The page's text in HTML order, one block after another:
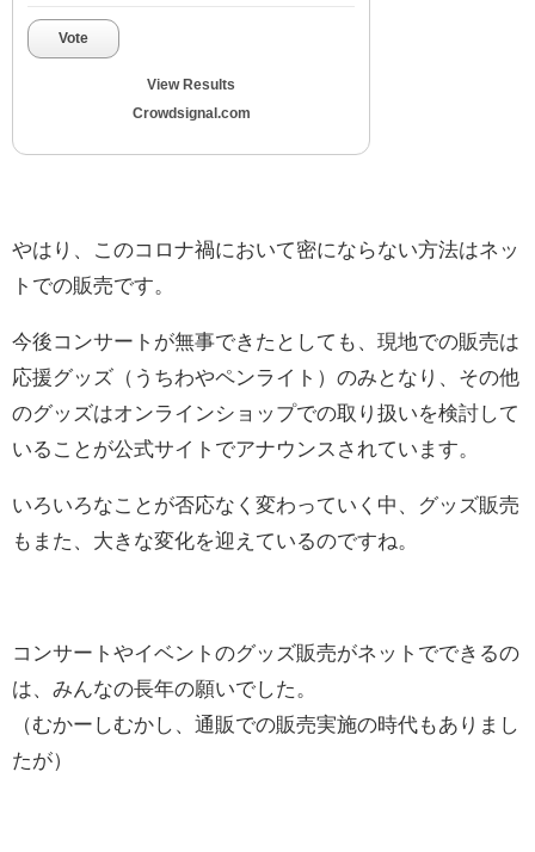
Vote
View Results
Crowdsignal.com
やはり、このコロナ禍において密にならない方法はネッ
トでの販売です。
今後コンサートが無事できたとしても、現地での販売は
応援グッズ（うちわやペンライト）のみとなり、その他
のグッズはオンラインショップでの取り扱いを検討して
いることが公式サイトでアナウンスされています。
いろいろなことが否応なく変わっていく中、グッズ販売
もまた、大きな変化を迎えているのですね。
コンサートやイベントのグッズ販売がネットでできるの
は、みんなの長年の願いでした。
（むかーしむかし、通販での販売実施の時代もありまし
たが）